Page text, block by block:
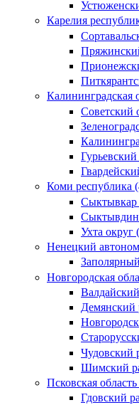
Карелия
Калининградская
Советский
Коми республика
Сыктывкар
Ухта округ
Ненецкий
Новгородская
Демянский
Чудовский
Шимский
Псковская
Гдовский